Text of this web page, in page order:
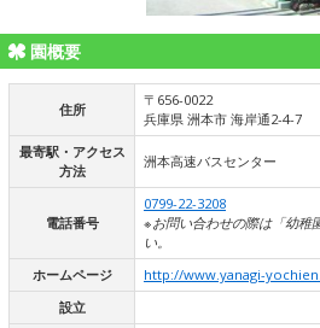
園概要
住所
〒656-0022
兵庫県 洲本市 海岸通2-4-7
最寄駅・アクセス
方法
洲本高速バスセンター
電話番号
0799-22-3208
※お問い合わせの際は「幼稚
い。
ホームページ
http://www.yanagi-
設立